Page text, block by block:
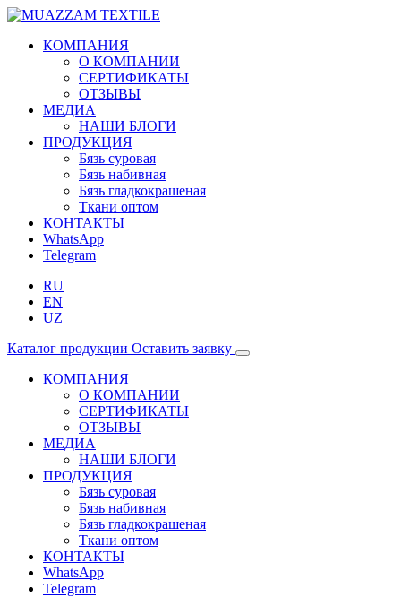
КОМПАНИЯ
О КОМПАНИИ
СЕРТИФИКАТЫ
ОТЗЫВЫ
МЕДИА
НАШИ БЛОГИ
ПРОДУКЦИЯ
Бязь суровая
Бязь набивная
Бязь гладкокрашеная
Ткани оптом
КОНТАКТЫ
WhatsApp
Telegram
RU
EN
UZ
Каталог продукции Оставить заявку
КОМПАНИЯ
О КОМПАНИИ
СЕРТИФИКАТЫ
ОТЗЫВЫ
МЕДИА
НАШИ БЛОГИ
ПРОДУКЦИЯ
Бязь суровая
Бязь набивная
Бязь гладкокрашеная
Ткани оптом
КОНТАКТЫ
WhatsApp
Telegram